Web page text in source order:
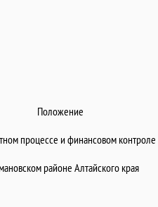
Положение
процессе и финансовом контроле
районе Алтайского края